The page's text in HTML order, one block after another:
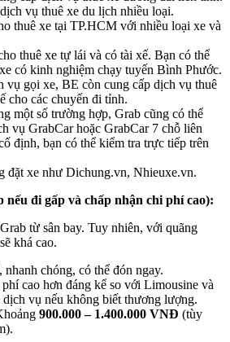
vụ thuê xe du lịch nhiều loại.
thuê xe tại TP.HCM với nhiều loại xe và
thuê xe tự lái và có tài xế. Bạn có thể
có kinh nghiệm chạy tuyến Bình Phước.
vụ gọi xe, BE còn cung cấp dịch vụ thuê
cho các chuyến đi tỉnh.
một số trường hợp, Grab cũng có thể
vụ GrabCar hoặc GrabCar 7 chỗ liên
định, bạn có thể kiểm tra trực tiếp trên
đặt xe như Dichung.vn, Nhieuxe.vn.
nếu đi gấp và chấp nhận chi phí cao):
từ sân bay. Tuy nhiên, với quãng
khá cao.
nhanh chóng, có thể đón ngay.
cao hơn đáng kể so với Limousine và
vụ nếu không biết thương lượng.
900.000 – 1.400.000 VNĐ (tùy